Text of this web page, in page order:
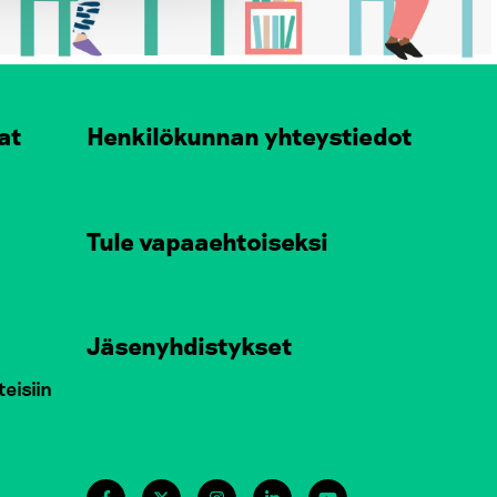
Henkilökunnan yhteystiedot
Tule vapaaehtoiseksi
Jäsenyhdistykset